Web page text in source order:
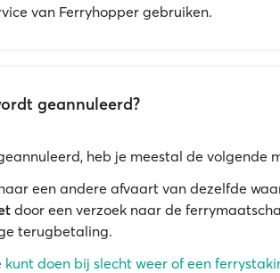
van Ferryhopper gebruiken.
geannuleerd?
heb je meestal de volgende
een andere afvaart van dezelfde
door een verzoek naar de
terugbetaling.
kunt doen bij slecht weer of een